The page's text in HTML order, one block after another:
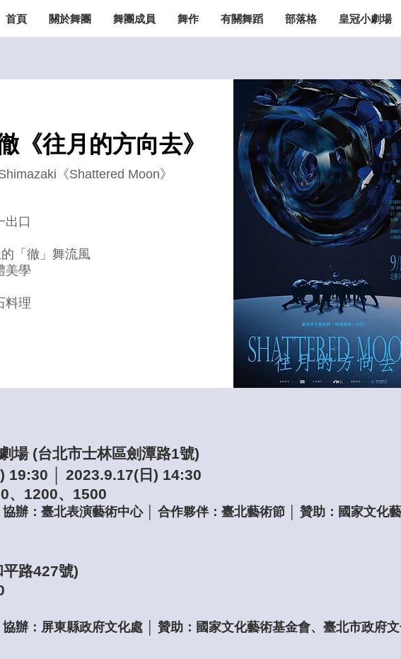
首頁 關於舞團 舞團成員 舞作 有關舞蹈 部落格 皇冠小劇場
《往月的方向去》
《Shattered Moon》
出口
「徹」舞流風
美學
料理
場 (台北市士林區劍潭路1號)
19:30 │ 2023.9.17(日) 14:30
、1200、1500
協辦：臺北表演藝術中心 │ 合作夥伴：臺北藝術節 │ 贊助：國家文化
路427號)
辦：屏東縣政府文化處 │ 贊助： 國家文化藝術基金會、 臺北市政府